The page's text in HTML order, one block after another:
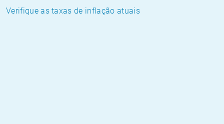
Verifique as taxas de inflação atuais